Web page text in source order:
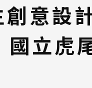
意設
立虎